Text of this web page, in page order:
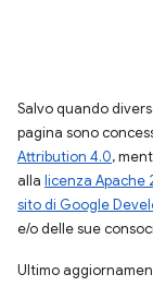
Salvo quando
pagina sono
Attribution 4.0,
alla licenza Apache
sito di Google
e/o delle sue
Ultimo